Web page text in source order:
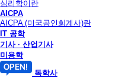
심리학이란
AICPA
AICPA (미국공인회계사)란
IT 공학
기사 · 산업기사
미용학
독학사